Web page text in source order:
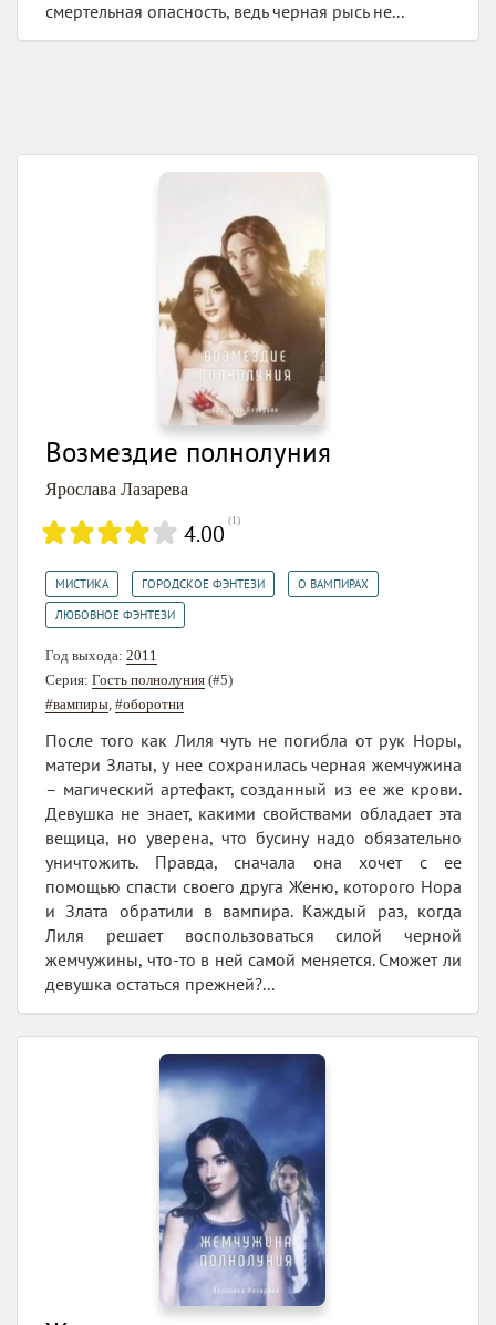
смертельная опасность, ведь черная рысь не...
Возмездие полнолуния
Ярослава Лазарева
4.00 (1)
МИСТИКА ГОРОДСКОЕ ФЭНТЕЗИ О ВАМПИРАХ
ЛЮБОВНОЕ ФЭНТЕЗИ
Год выхода: 2011
Серия: Гость полнолуния (#5)
#вампиры #оборотни
После того как Лиля чуть не погибла от рук Норы,
матери Златы, у нее сохранилась черная жемчужина
– магический артефакт, созданный из ее же крови.
Девушка не знает, какими свойствами обладает эта
вещица, но уверена, что бусину надо обязательно
уничтожить. Правда, сначала она хочет с ее
помощью спасти своего друга Женю, которого Нора
и Злата обратили в вампира. Каждый раз, когда
Лиля решает воспользоваться силой черной
жемчужины, что-то в ней самой меняется. Сможет ли
девушка остаться прежней?...